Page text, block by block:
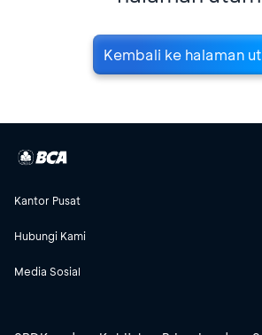
Kembali ke halaman
Kantor Pusat
Hubungi Kami
Media Sosial